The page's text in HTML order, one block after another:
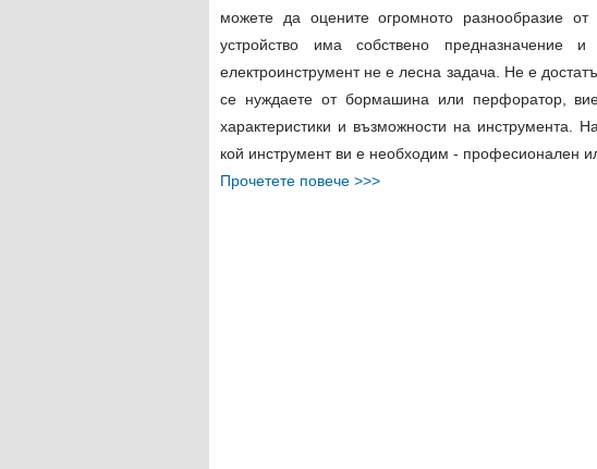
можете да оцените огромното разнообразие от
устройство има собствено предназначение и
електроинструмент не е лесна задача. Не е
се нуждаете от бормашина или перфоратор,
характеристики и възможности на инструмента.
кой инструмент ви е необходим - професионален
Прочетете повече >>>